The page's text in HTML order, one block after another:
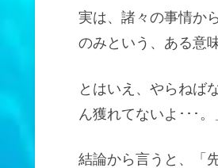
実は、諸々の事情か
のみという、ある意
とはいえ、やらねば
ん獲れてないよ･･･
結論から言うと、「